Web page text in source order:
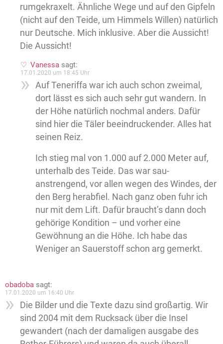
rumgekraxelt. Ähnliche Wege und auf den Gipfeln
(nicht auf den Teide, um Himmels Willen) natürlich
nur Deutsche. Mich inklusive. Aber die Aussicht!
Die Aussicht!
Vanessa sagt:
17.01.2020 um 18:45 Uhr
Auf Teneriffa war ich auch schon zweimal,
dort lässt es sich auch sehr gut wandern. In
der Höhe natürlich nochmal anders. Dafür
sind hier die Täler beeindruckender. Alles hat
seinen Reiz.
Ich stieg mal von 1.000 auf 2.000 Meter auf,
unterhalb des Teide. Das war sau-
anstrengend, vor allen wegen des Windes, der
den Berg herabfiel. Nach ganz oben fuhr ich
nur mit dem Lift. Dafür braucht’s dann doch
gehörige Kondition – und vorher eine
Gewöhnung an die Höhe. Ich habe das
Weniger an Sauerstoff schon arg gemerkt.
obadoba sagt:
17.01.2020 um 16:40 Uhr
Die Bilder und die Texte dazu sind großartig. Wir
sind 2004 mit dem Rucksack über die Insel
gewandert (nach der damaligen ausgabe des